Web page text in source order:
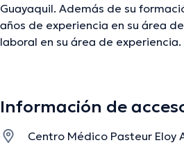
Guayaquil. Además de su
años de experiencia en su área
laboral en su área de
La descripción fue editada por el equipo de
Información de
Centro Médico Pasteur Eloy